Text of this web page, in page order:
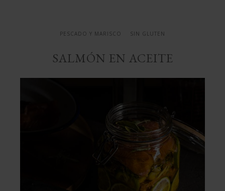
PESCADO Y MARISCO SIN GLUTEN
SALMÓN EN ACEITE